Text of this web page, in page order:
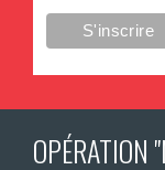
OPÉRATION